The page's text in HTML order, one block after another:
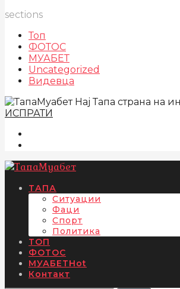
sections
Топ
ФОТОС
МУАБЕТ
Uncategorized
Видевца
Нај Тапа страна на
ИСПРАТИ
ТАПА
Ситуации
Фаци
Спорт
Политика
ТОП
ФОТОС
МУАБЕТHot
Контакт